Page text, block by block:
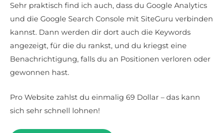
Sehr praktisch find ich auch, dass du Google Analytics
und die Google Search Console mit SiteGuru verbinden
kannst. Dann werden dir dort auch die Keywords
angezeigt, für die du rankst, und du kriegst eine
Benachrichtigung, falls du an Positionen verloren oder
gewonnen hast.
Pro Website zahlst du einmalig 69 Dollar – das kann
sich sehr schnell lohnen!